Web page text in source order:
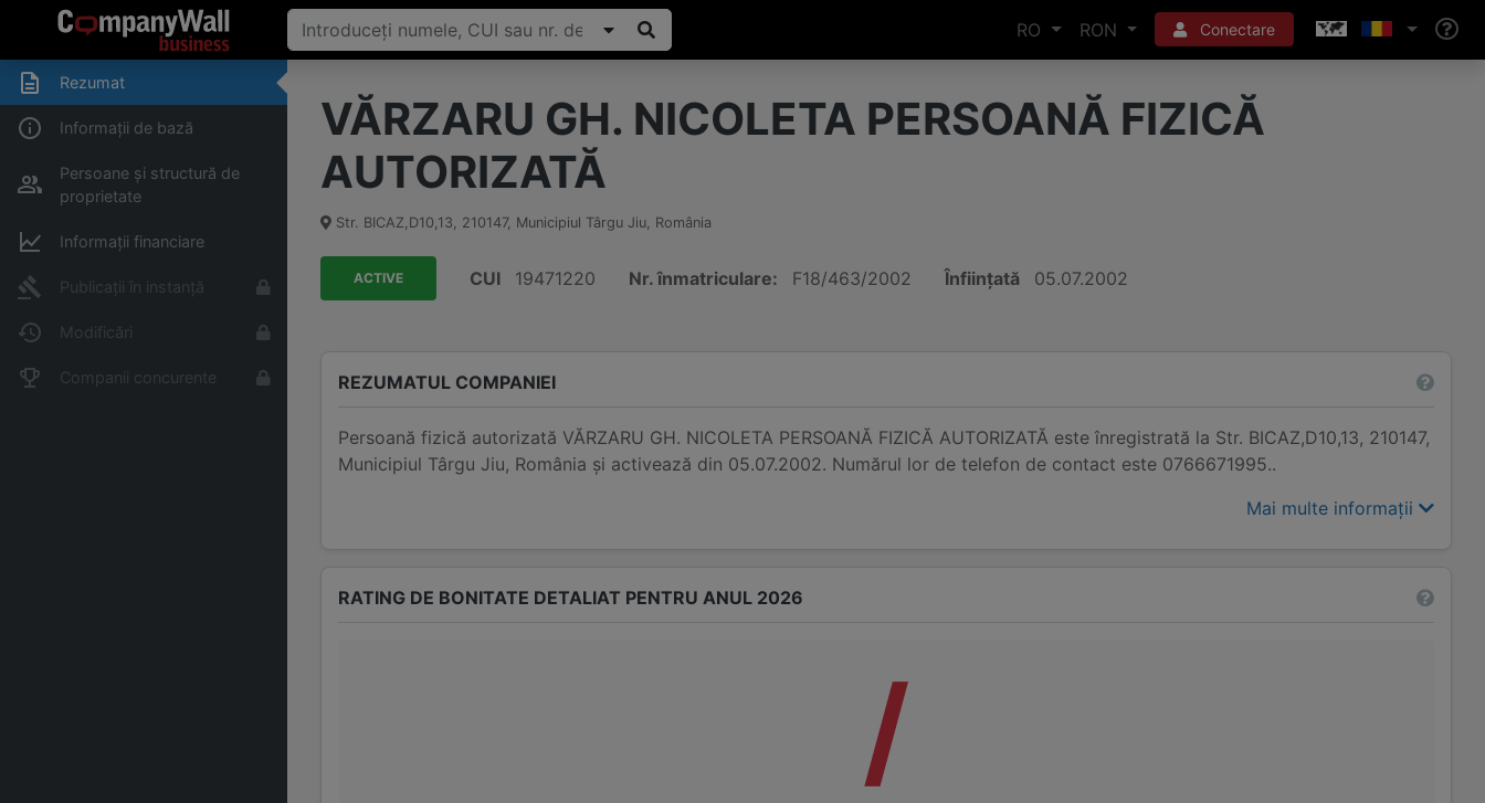
RO RON Conectare
Rezumat
Informații de bază
Persoane și structură de
proprietate
Informații financiare
Publicații în instanță
Modificări
Companii concurente
VĂRZARU GH. NICOLETA PERSOANĂ FIZICĂ
AUTORIZATĂ
Str. BICAZ,D10,13, 210147, Municipiul Târgu Jiu, România
ACTIVE CUI 19471220 Nr. înmatriculare: F18/463/2002 Înființată 05.07.2002
REZUMATUL COMPANIEI
Persoană fizică autorizată VĂRZARU GH. NICOLETA PERSOANĂ FIZICĂ AUTORIZATĂ este înregistrată la Str. BICAZ,D10,13, 210147,
Municipiul Târgu Jiu, România și activează din 05.07.2002. Numărul lor de telefon de contact este 0766671995..
Mai multe informații
RATING DE BONITATE DETALIAT PENTRU ANUL 2026
/